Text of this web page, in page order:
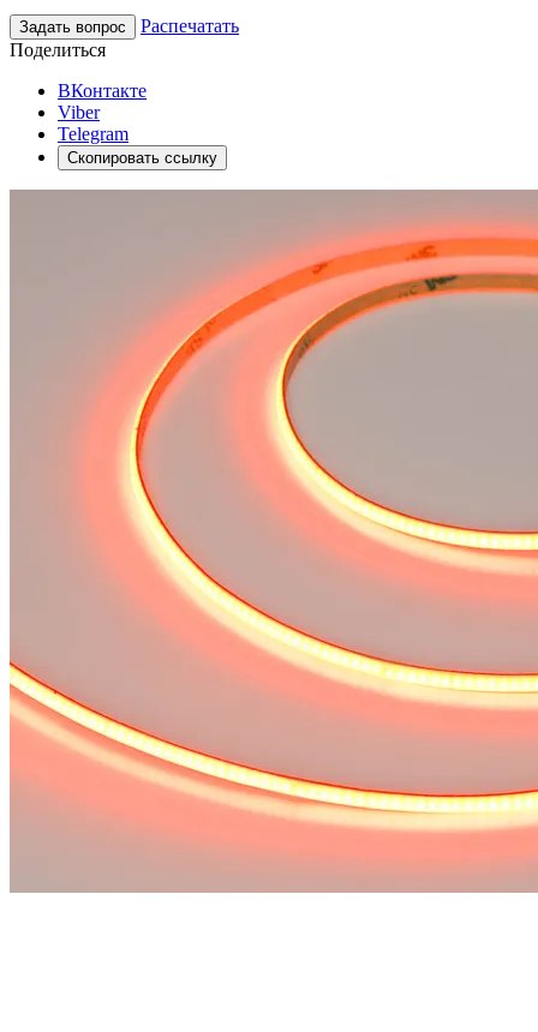
Задать вопрос
Распечатать
Поделиться
ВКонтакте
Viber
Telegram
Скопировать ссылку